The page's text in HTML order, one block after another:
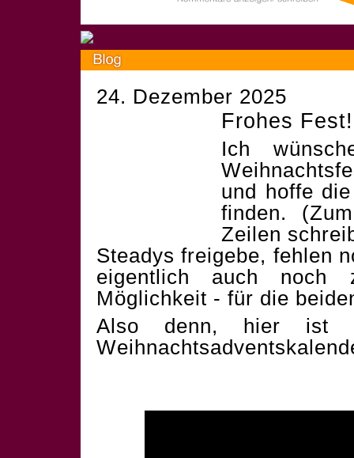
24. Dezember 2025
Frohes Fest!
Ich
und hoffe
finden.
Zeilen
Steadys freigebe, fehlen
eigentlich auch noch
Möglichkeit - für die
Also denn, hier ist